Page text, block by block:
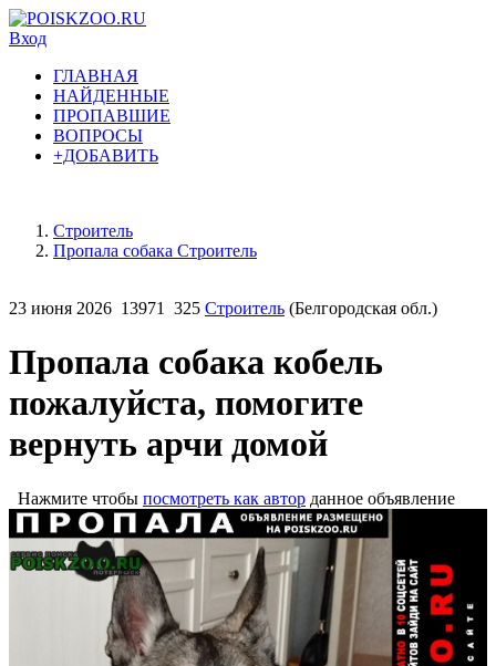
Вход
ГЛАВНАЯ
НАЙДЕННЫЕ
ПРОПАВШИЕ
ВОПРОСЫ
+ДОБАВИТЬ
Строитель
Пропала собака Строитель
23 июня 2026 13971 325 Строитель (Белгородская обл.)
Пропала собака кобель
пожалуйста, помогите
вернуть арчи домой
Нажмите чтобы посмотреть как автор данное объявление